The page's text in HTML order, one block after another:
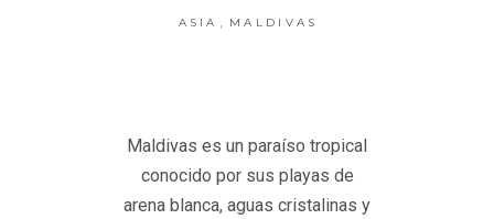
ASIA MALDIVAS
Maldivas es un paraíso tropical
conocido por sus playas de
arena blanca, aguas cristalinas y